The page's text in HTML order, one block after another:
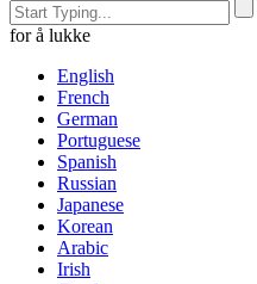
for å lukke
English
French
German
Portuguese
Spanish
Russian
Japanese
Korean
Arabic
Irish